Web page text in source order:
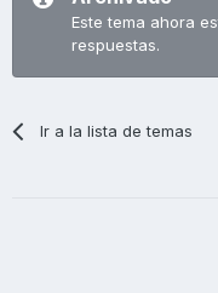
Este tema ahora
respuestas.
Ir a la lista de temas